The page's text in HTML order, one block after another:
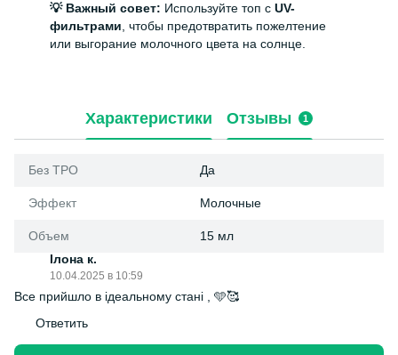
💡 Важный совет: Используйте топ с UV-
фильтрами, чтобы предотвратить пожелтение
или выгорание молочного цвета на солнце.
Характеристики Отзывы 1
Без ТРО Да
Эффект Молочные
Объем
15 мл
Ілона к.
10.04.2025 в 10:59
Все прийшло в ідеальному стані , 🩵🥰
Ответить